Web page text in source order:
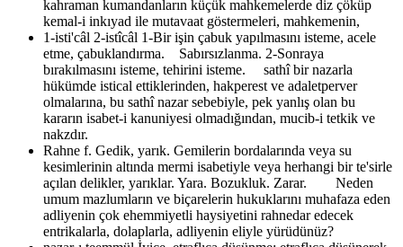
kahraman kumandanların küçük mahkemelerde diz çöküp
kemal-i inkıyad ile mutavaat göstermeleri, mahkemenin,
1-isti'câl 2-istîcâl 1-Bir işin çabuk yapılmasını isteme, acele
etme, çabuklandırma. Sabırsızlanma. 2-Sonraya
bırakılmasını isteme, tehirini isteme. sathî bir nazarla
hükümde istical ettiklerinden, hakperest ve adaletperver
olmalarına, bu sathî nazar sebebiyle, pek yanlış olan bu
kararın isabet-i kanuniyesi olmadığından, mucib-i tetkik ve
nakzdır.
Rahne f. Gedik, yarık. Gemilerin bordalarında veya su
kesimlerinin altında mermi isabetiyle veya herhangi bir te'sirle
açılan delikler, yarıklar. Yara. Bozukluk. Zarar. Neden
umum mazlumların ve biçarelerin hukuklarını muhafaza eden
adliyenin çok ehemmiyetli haysiyetini rahnedar edecek
entrikalarla, dolaplarla, adliyenin eliyle yürüdünüz?